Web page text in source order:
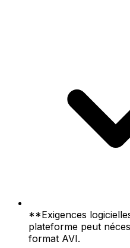
**Exigences
plateforme peut
format AVI.